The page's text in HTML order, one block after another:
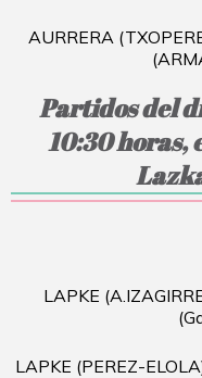
AURRERA
Partidos del
10:30 horas,
LAPKE
LAPKE (PEREZ-